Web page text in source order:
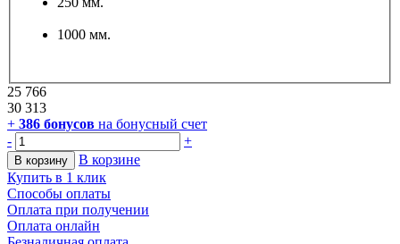
1000 мм.
25 766
30 313
+ 386 бонусов на бонусный счет
-
+
В корзину
В корзине
Купить в 1 клик
Способы оплаты
Оплата при получении
Оплата онлайн